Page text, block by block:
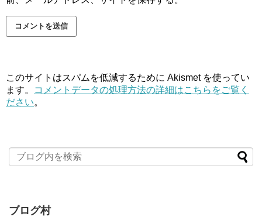
このサイトはスパムを低減するために Akismet を使ってい
ます。
コメントデータの処理方法の詳細はこちらをご覧く
ださい。
ブログ村